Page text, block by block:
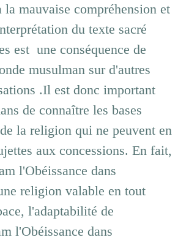
la mauvaise compréhension et
du texte sacré
est une conséquence de
musulman sur d'autres
.Il est donc important
de connaître les bases
la religion qui ne peuvent en
aux concessions. En fait,
religion valable en tout
l'adaptabilité de